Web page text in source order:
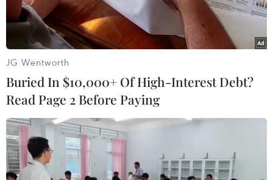
VCK Futsal châu Á 2022: HLV Diego Raul
nâng tầm futsal Việt Nam
29/09/2022 12:24
Dấu ấn đậm nét của huấn luyện viên Diego Raul là điều
JG Wentworth
Buried In $10,000+ Of High-Interest Debt?
Read Page 2 Before Paying